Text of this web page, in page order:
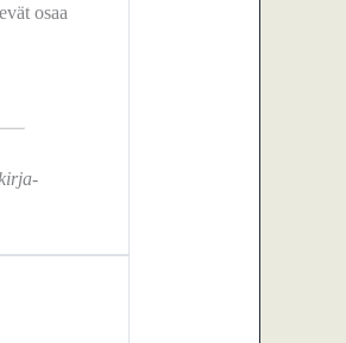
osaa